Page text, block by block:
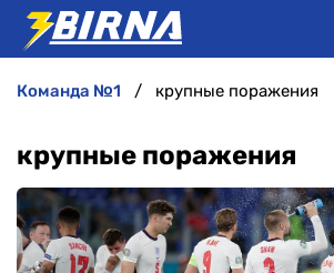
АНАЛІТИКА
ІНТЕРВ'Ю
команда №1 крупные поражения
крупные поражения